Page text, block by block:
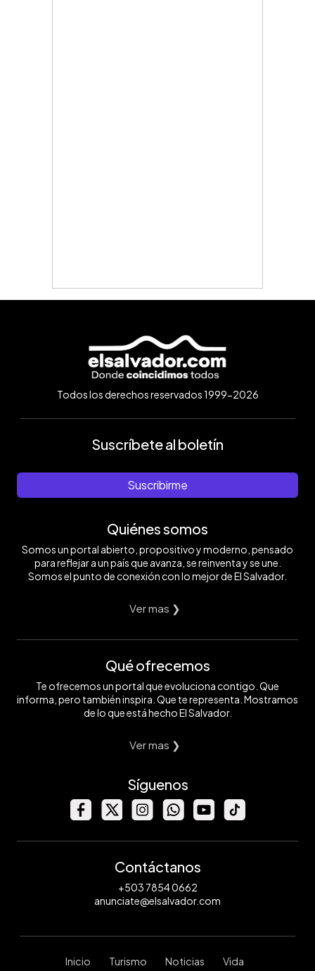
Todos los derechos reservados 1999-2026
Suscríbete al boletín
Suscribirme
Quiénes somos
Somos un portal abierto, propositivo y moderno, pensado
para reflejar a un país que avanza, se reinventa y se une.
Somos el punto de conexión con lo mejor de El Salvador.
Ver mas ❯
Qué ofrecemos
Te ofrecemos un portal que evoluciona contigo. Que
informa, pero también inspira. Que te representa. Mostramos
de lo que está hecho El Salvador.
Ver mas ❯
Síguenos
Contáctanos
+503 7854 0662
anunciate@elsalvador.com
Inicio Turismo Noticias Vida